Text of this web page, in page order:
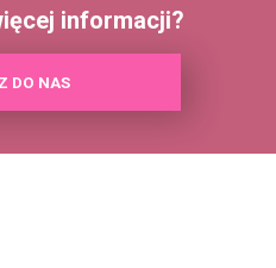
informacji?
DO NAS